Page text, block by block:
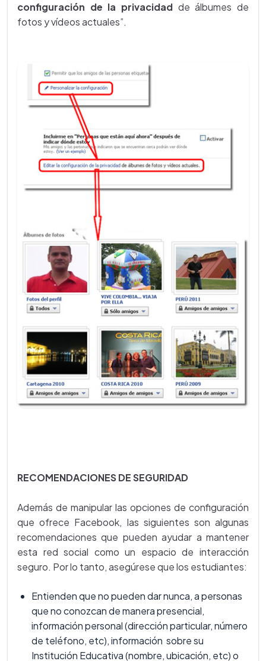
configuración de la privacidad de álbumes de
fotos y vídeos actuales”.
RECOMENDACIONES DE SEGURIDAD
Además de manipular las opciones de configuración
que ofrece Facebook, las siguientes son algunas
recomendaciones que pueden ayudar a mantener
esta red social como un espacio de interacción
seguro. Por lo tanto, asegúrese que los estudiantes:
Entienden que no pueden dar nunca, a personas
que no conozcan de manera presencial,
información personal (dirección particular, número
de teléfono, etc), información sobre su
Institución Educativa (nombre, ubicación, etc) o